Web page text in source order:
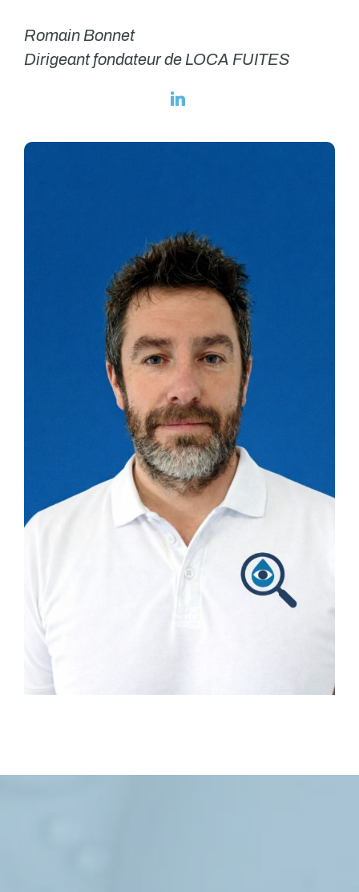
Romain Bonnet
Dirigeant fondateur de LOCA FUITES